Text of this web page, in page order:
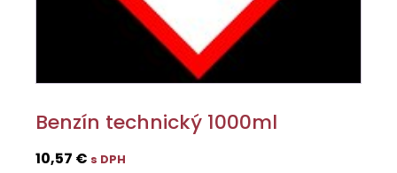
Benzín technický 1000ml
10,57 € s DPH